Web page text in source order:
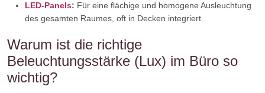
LED-Panels: Für eine flächige und homogene Ausleuchtung
des gesamten Raumes, oft in Decken integriert.
Warum ist die richtige
Beleuchtungsstärke (Lux) im Büro so
wichtig?